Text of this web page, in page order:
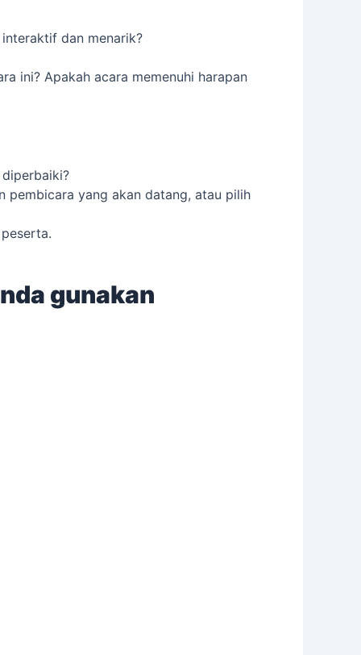
dan menarik?
ini? Apakah acara memenuhi harapan
pembicara yang akan datang, atau pilih
gunakan